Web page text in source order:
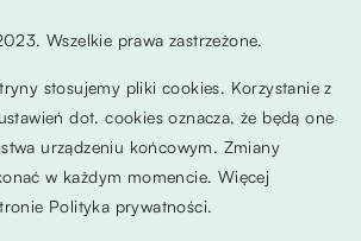
Wszelkie prawa zastrzeżone.
stosujemy pliki cookies. Korzystanie z
dot. cookies oznacza, że będą one
urządzeniu końcowym. Zmiany
w każdym momencie. Więcej
Polityka prywatności.